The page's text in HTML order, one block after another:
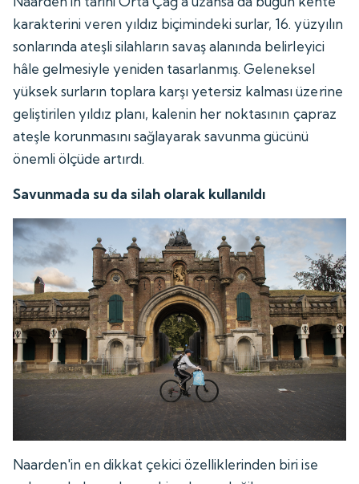
karakterini veren yıldız biçimindeki surlar, 16. yüzyılın
sonlarında ateşli silahların savaş alanında belirleyici
hâle gelmesiyle yeniden tasarlanmış. Geleneksel
yüksek surların toplara karşı yetersiz kalması üzerine
geliştirilen yıldız planı, kalenin her noktasının çapraz
ateşle korunmasını sağlayarak savunma gücünü
önemli ölçüde artırdı.
Savunmada su da silah olarak kullanıldı
Naarden'in en dikkat çekici özelliklerinden biri ise